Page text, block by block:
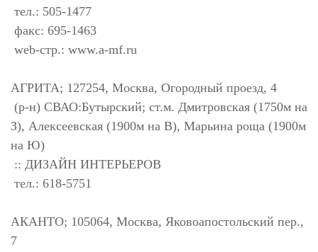
тел.: 505-1477
факс: 695-1463
web-стр.: www.a-mf.ru
АГРИТА; 127254, Москва, Огородный проезд, 4
(р-н) СВАО:Бутырский; ст.м. Дмитровская (1750м на
З), Алексеевская (1900м на В), Марьина роща (1900м
на Ю)
:: ДИЗАЙН ИНТЕРЬЕРОВ
тел.: 618-5751
АКАНТО; 105064, Москва, Яковоапостольский пер.,
7